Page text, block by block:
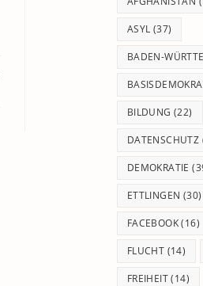
ASYL (37)
BADEN-
BILDUNG (22)
DATENSCHUTZ
DEMOKRATIE
ETTLINGEN (30)
FACEBOOK(16)
FLUCHT (14)
FREIHEIT(14)